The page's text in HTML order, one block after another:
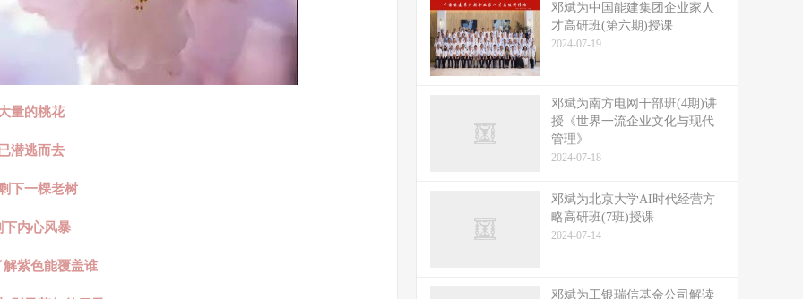
量的桃花
潜逃而去
下一棵老树
下内心风暴
解紫色能覆盖谁
邓斌为中国能建集团企业家人
才高研班(第六期)授课
2024-07-19
邓斌为南方电网干部班(4期)讲
授《世界一流企业文化与现代
管理》
2024-07-18
邓斌为北京大学AI时代经营方
略高研班(7班)授课
2024-07-14
邓斌为工银瑞信基金公司解读